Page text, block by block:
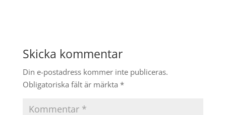
Skicka kommentar
Din e-postadress kommer inte publiceras.
Obligatoriska fält är märkta *